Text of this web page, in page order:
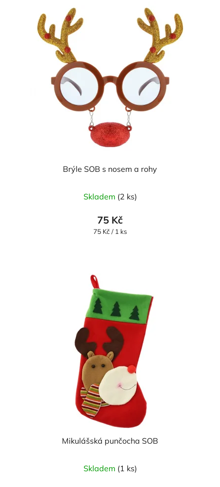
Brýle SOB s nosem a rohy
Skladem (2 ks)
75 Kč
Měrná
75 Kč / 1 ks
Mikulášská punčocha SOB
Skladem (1 ks)